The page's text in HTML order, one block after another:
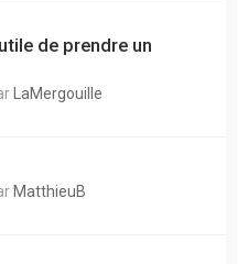
de prendre un
LaMergouille
MatthieuB